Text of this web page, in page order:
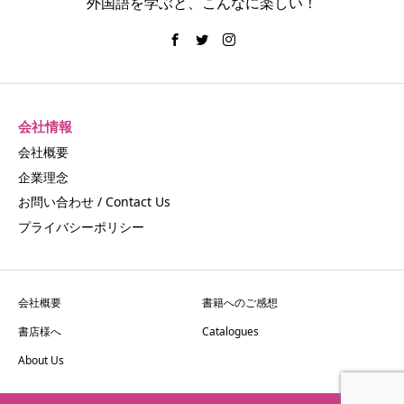
会社情報
会社概要
企業理念
お問い合わせ / Contact Us
プライバシーポリシー
会社概要
書籍へのご感想
書店様へ
Catalogues
About Us